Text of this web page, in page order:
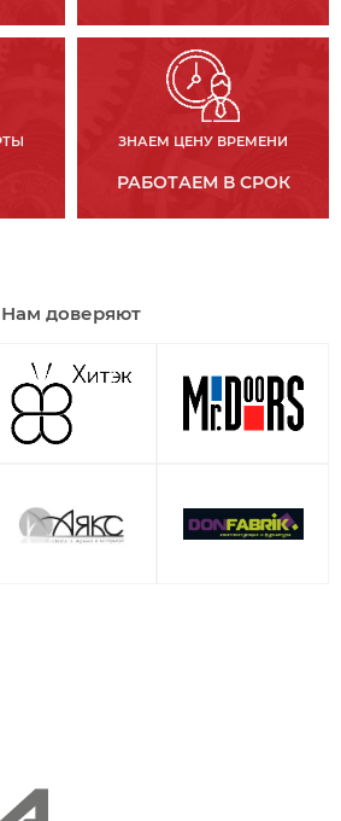
ЗНАЕМ ЦЕНУ ВРЕМЕНИ
РАБОТАЕМ В СРОК
Нам доверяют